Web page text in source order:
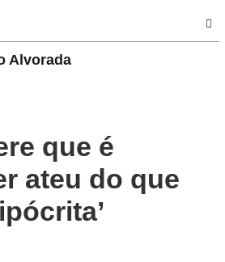
Alvorada
que é
ateu do que